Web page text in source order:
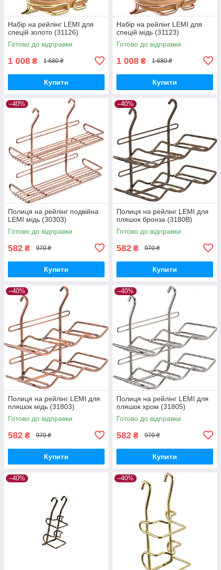
Набір на рейлінг LEMI для
спецій золото (31126)
Готово до відправки
1 008 ₴ 1 680 ₴
Купити
Набір на рейлінг LEMI для
спецій мідь (31123)
Готово до відправки
1 008 ₴ 1 680 ₴
Купити
–40%
Полиця на рейлінг подвійна
LEMI мідь (30303)
Готово до відправки
582 ₴ 970 ₴
Купити
–40%
Полиця на рейлінг LEMI для
пляшок бронза (3180В)
Готово до відправки
582 ₴ 970 ₴
Купити
–40%
Полиця на рейлінг LEMI для
пляшок мідь (31803)
Готово до відправки
582 ₴ 970 ₴
Купити
–40%
Полиця на рейлінг LEMI для
пляшок хром (31805)
Готово до відправки
582 ₴ 970 ₴
Купити
–40% –40%